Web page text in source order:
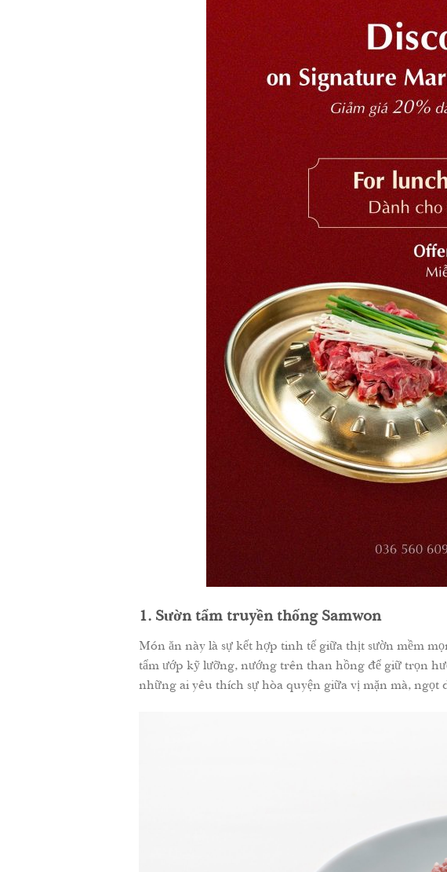
1. Sườn tẩm truyền thống Samwon
Món ăn này là sự kết hợp tinh tế giữa thịt sườn mềm
tẩm ướp kỹ lưỡng, nướng trên than hồng để giữ trọn
những ai yêu thích sự hòa quyện giữa vị mặn mà, ngọt